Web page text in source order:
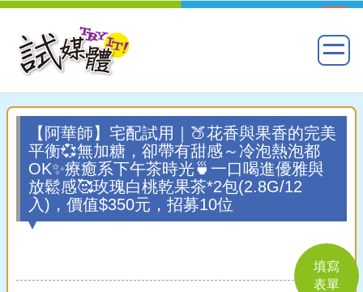
【阿華師】宅配試用｜🍑花香與果香的完美
平衡💞無加糖，卻帶有甜感～冷泡熱泡都
OK✨療癒系下午茶時光🍵一口喝進優雅與
放鬆感🥰玫瑰白桃乾果茶*2包(2.8G/12
入)，價值$350元，招募10位
填寫
表單